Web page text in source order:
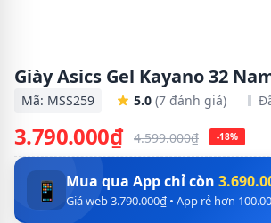
Giày Asics Gel Kayano 32
Mã: MSS259 5.0 (7 đánh giá)
3.790.000₫ 4.599.000₫ -18%
📱 Mua qua App chỉ còn
Giá web 3.790.000₫ • App rẻ hơn